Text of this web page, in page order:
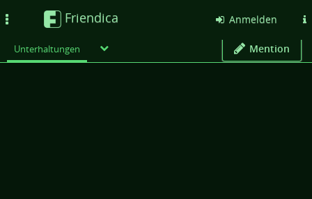
Friendica Anmelden
Unterhaltungen Mention